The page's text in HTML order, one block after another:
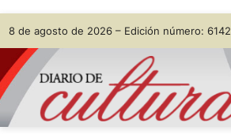
Saltar
al
contenido
Skip
to
content
8 de agosto de 2026 – Edición número: 6142